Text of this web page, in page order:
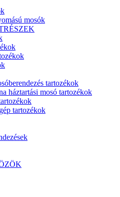
mosók
tartozékok
háztartási mosó tartozékok
tartozékok